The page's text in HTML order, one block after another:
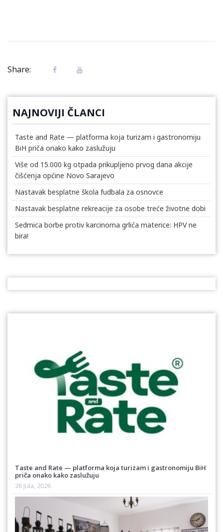
Share:
NAJNOVIJI ČLANCI
Taste and Rate — platforma koja turizam i gastronomiju
BiH priča onako kako zaslužuju
Više od 15.000 kg otpada prikupljeno prvog dana akcije
čišćenja općine Novo Sarajevo
Nastavak besplatne škola fudbala za osnovce
Nastavak besplatne rekreacije za osobe treće životne dobi
Sedmica borbe protiv karcinoma grlića materice: HPV ne
bira!
Taste and Rate — platforma koja turizam i gastronomiju BiH
priča onako kako zaslužuju
26 Jula, 2026